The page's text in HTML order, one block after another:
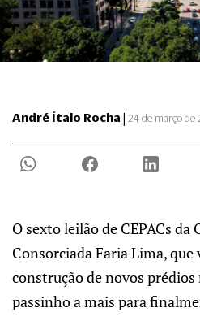
André Ítalo Rocha | 24 de março de
O sexto leilão de CEPACs da
Consorciada Faria Lima,
construção de novos prédios
passinho a mais para